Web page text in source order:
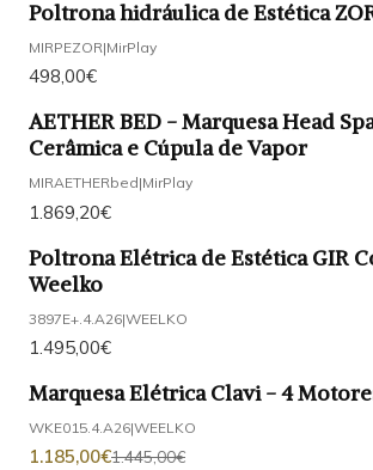
Poltrona hidráulica de Estética
MIRPEZOR|MirPlay
498,00€
AETHER BED - Marquesa Head
Cerâmica e Cúpula de Vapor
MIRAETHERbed|MirPlay
1.869,20€
Poltrona Elétrica de Estética GIR
Weelko
3897E+.4.A26|WEELKO
1.495,00€
-18%DESCONTO
Marquesa Elétrica Clavi - 4
WKE015.4.A26|WEELKO
1.185,00€1.445,00€